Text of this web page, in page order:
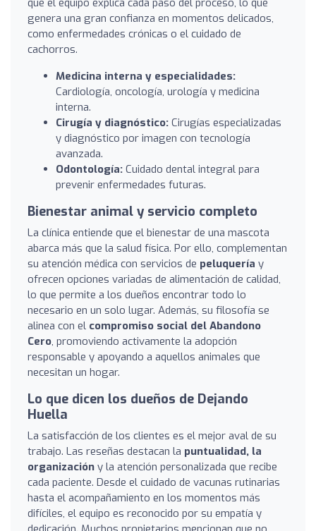
genera una gran confianza en momentos delicados,
como enfermedades crónicas o el cuidado de
cachorros.
Medicina interna y especialidades:
Cardiología, oncología, urología y medicina
interna.
Cirugía y diagnóstico: Cirugías especializadas
y diagnóstico por imagen con tecnología
avanzada.
Odontología: Cuidado dental integral para
prevenir enfermedades futuras.
Bienestar animal y servicio completo
La clínica entiende que el bienestar de una mascota
abarca más que la salud física. Por ello, complementan
su atención médica con servicios de peluquería y
ofrecen opciones variadas de alimentación de calidad,
lo que permite a los dueños encontrar todo lo
necesario en un solo lugar. Además, su filosofía se
alinea con el compromiso social del Abandono
Cero, promoviendo activamente la adopción
responsable y apoyando a aquellos animales que
necesitan un hogar.
Lo que dicen los dueños de Dejando
Huella
La satisfacción de los clientes es el mejor aval de su
trabajo. Las reseñas destacan la puntualidad, la
organización y la atención personalizada que recibe
cada paciente. Desde el cuidado de vacunas rutinarias
hasta el acompañamiento en los momentos más
difíciles, el equipo es reconocido por su empatía y